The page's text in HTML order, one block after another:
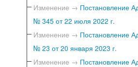
Изменение → Постановление
№ 345 от 22 июля 2022 г.
Изменение → Постановление
№ 23 от 20 января 2023 г.
Изменение → Постановление